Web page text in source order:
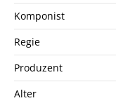
Komponist
Regie
Produzent
Alter